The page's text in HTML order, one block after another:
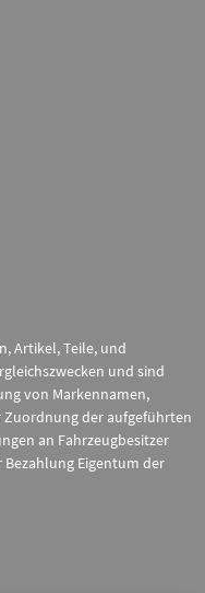
Artikel, Teile, und
und sind
von Markennamen,
Zuordnung der aufgeführten
an Fahrzeugbesitzer
Eigentum der